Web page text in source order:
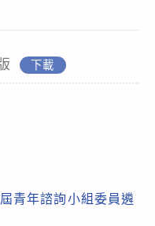
下載
青年諮詢小組委員遴